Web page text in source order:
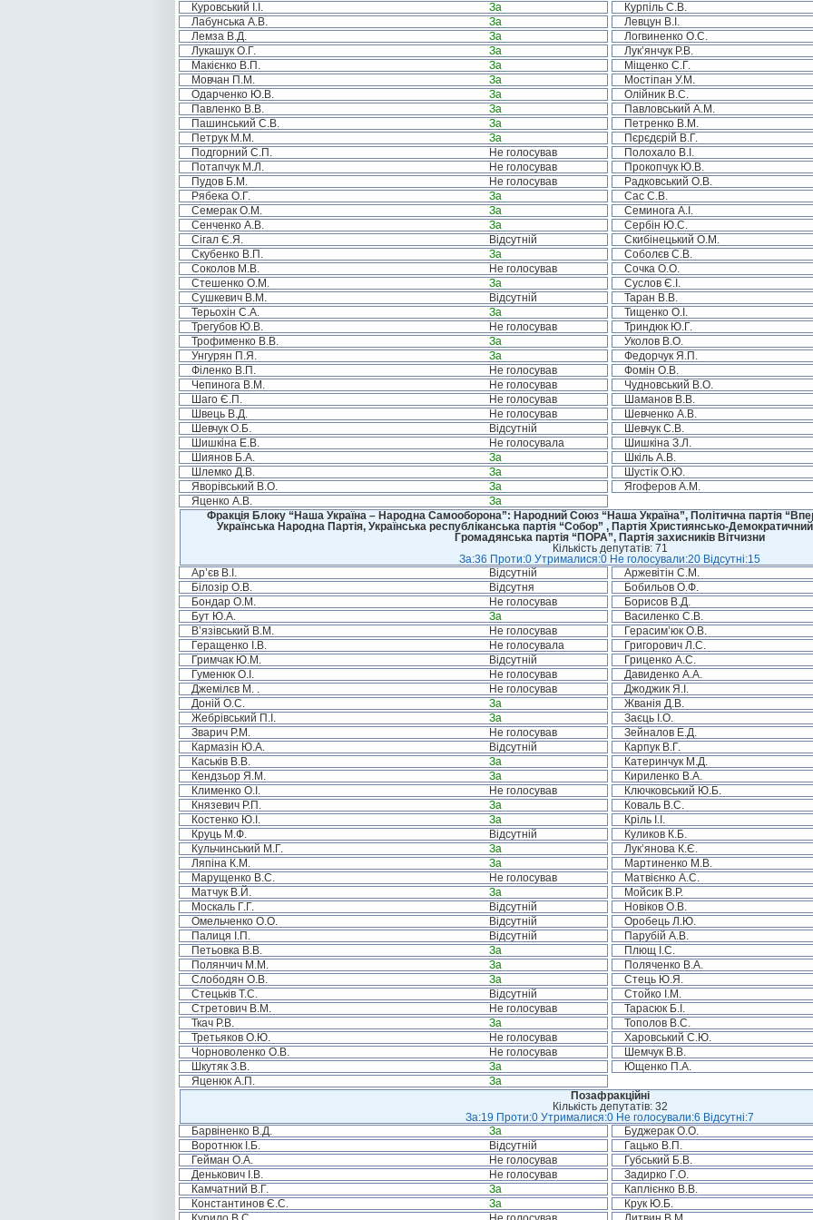
Куровський І.І.
За Курпіль С.В.
Лабунська А.В.
За Левцун В.І.
Лемза В.Д.
За Логвиненко О.С.
Лукашук О.Г.
За Лук’янчук Р.В.
Макієнко В.П.
За Міщенко С.Г.
Мовчан П.М.
За Мостіпан У.М.
Одарченко Ю.В.
За Олійник В.С.
Павленко В.В.
За Павловський А.М.
Пашинський С.В.
За Петренко В.М.
Петрук М.М.
За Пєрєдєрій В.Г.
Подгорний С.П.
Не голосував Полохало В.І.
Потапчук М.Л.
Не голосував Прокопчук Ю.В.
Пудов Б.М.
Не голосував Радковський О.В.
Рябека О.Г.
За Сас С.В.
Семерак О.М.
За Семинога А.І.
Сенченко А.В.
За Сербін Ю.С.
Сігал Є.Я.
Відсутній Скибінецький О.М.
Скубенко В.П.
За Соболєв С.В.
Соколов М.В.
Не голосував Сочка О.О.
Стешенко О.М.
За Суслов Є.І.
Сушкевич В.М.
Відсутній Таран В.В.
Терьохін С.А.
За Тищенко О.І.
Трегубов Ю.В.
Не голосував Триндюк Ю.Г.
Трофименко В.В.
За Уколов В.О.
Унгурян П.Я.
За Федорчук Я.П.
Філенко В.П.
Не голосував Фомін О.В.
Чепинога В.М.
Не голосував Чудновський В.О.
Шаго Є.П.
Не голосував Шаманов В.В.
Швець В.Д.
Не голосував Шевченко А.В.
Шевчук О.Б.
Відсутній Шевчук С.В.
Шишкіна Е.В.
Не голосувала Шишкіна З.Л.
Шиянов Б.А.
За Шкіль А.В.
Шлемко Д.В.
За Шустік О.Ю.
Яворівський В.О.
За Ягоферов А.М.
Яценко А.В.
За
Фракція Блоку “Наша Україна – Народна Самооборона”: Народний Союз “Наша Україна”, Політична партія
Українська Народна Партія, Українська республіканська партія “Собор” , Партія Християнсько-
Громадянська партія “ПОРА”, Партія захисників Вітчизни
Кількість депутатів: 71
За:36 Проти:0 Утрималися:0 Не голосували:20 Відсутні:15
Ар’єв В.І.
Відсутній Аржевітін С.М.
Білозір О.В.
Відсутня Бобильов О.Ф.
Бондар О.М.
Не голосував Борисов В.Д.
Бут Ю.А.
За Василенко С.В.
В’язівський В.М.
Не голосував Герасим’юк О.В.
Геращенко І.В.
Не голосувала Григорович Л.С.
Гримчак Ю.М.
Відсутній Гриценко А.С.
Гуменюк О.І.
Не голосував Давиденко А.А.
Джемілєв М. .
Не голосував Джоджик Я.І.
Доній О.С.
За Жванія Д.В.
Жебрівський П.І.
За Заєць І.О.
Зварич Р.М.
Не голосував Зейналов Е.Д.
Кармазін Ю.А.
Відсутній Карпук В.Г.
Каськів В.В.
За Катеринчук М.Д.
Кендзьор Я.М.
За Кириленко В.А.
Клименко О.І.
Не голосував Ключковський Ю.Б.
Князевич Р.П.
За Коваль В.С.
Костенко Ю.І.
За Кріль І.І.
Круць М.Ф.
Відсутній Куликов К.Б.
Кульчинський М.Г.
За Лук’янова К.Є.
Ляпіна К.М.
За Мартиненко М.В.
Марущенко В.С.
Не голосував Матвієнко А.С.
Матчук В.Й.
За Мойсик В.Р.
Москаль Г.Г.
Відсутній Новіков О.В.
Омельченко О.О.
Відсутній Оробець Л.Ю.
Палиця І.П.
Відсутній Парубій А.В.
Петьовка В.В.
За Плющ І.С.
Полянчич М.М.
За Поляченко В.А.
Слободян О.В.
За Стець Ю.Я.
Стецьків Т.С.
Відсутній Стойко І.М.
Стретович В.М.
Не голосував Тарасюк Б.І.
Ткач Р.В.
За Тополов В.С.
Третьяков О.Ю.
Не голосував Харовський С.Ю.
Чорноволенко О.В.
Не голосував Шемчук В.В.
Шкутяк З.В.
За Ющенко П.А.
Яценюк А.П.
За
Позафракційні
Кількість депутатів: 32
За:19 Проти:0 Утрималися:0 Не голосували:6 Відсутні:7
Барвіненко В.Д.
За Буджерак О.О.
Воротнюк І.Б.
Відсутній Гацько В.П.
Гейман О.А.
Не голосував Губський Б.В.
Денькович І.В.
Не голосував Задирко Г.О.
Камчатний В.Г.
За Каплієнко В.В.
Константинов Є.С.
За Крук Ю.Б.